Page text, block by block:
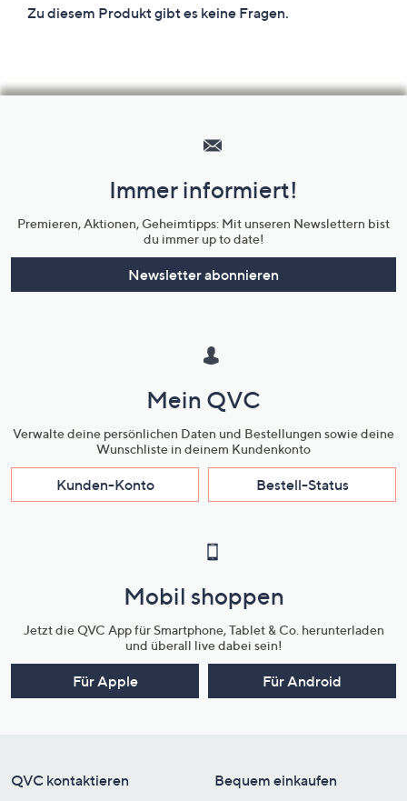
Unternehmensinformationen
Immer informiert!
Premieren, Aktionen, Geheimtipps: Mit unseren Newslettern bist
du immer up to date!
Newsletter abonnieren
Mein QVC
Verwalte deine persönlichen Daten und Bestellungen sowie deine
Wunschliste in deinem Kundenkonto
Kunden-Konto Bestell-Status
Mobil shoppen
Jetzt die QVC App für Smartphone, Tablet & Co. herunterladen
und überall live dabei sein!
Für Apple Für Android
QVC kontaktieren Bequem einkaufen